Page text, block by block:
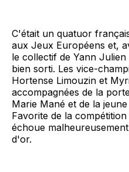
C'était un quatuor
aux Jeux Européens et,
le collectif de Yann
bien sorti. Les vice-
Hortense Limouzin et
accompagnées de la
Marie Mané et de la
Favorite de la
échoue
d'or.